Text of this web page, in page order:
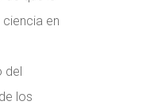
en
del
los